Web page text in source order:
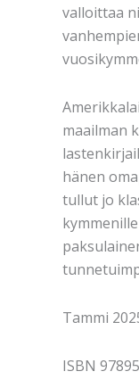
valloittaa
maailman
hänen
tullut jo
Tammi
ISBN